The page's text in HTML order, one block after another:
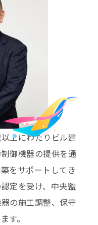
ー
リー
上にわたりビル建
御機器の提供を通
をサポートしてき
定を受け、中央監
の施工調整、保守
す。